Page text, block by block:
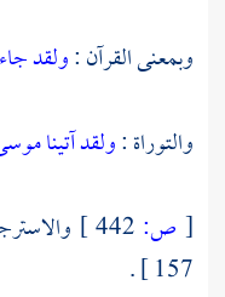
وبمعنى القرآن :ولقد
والتوراة :ولقد آتينا
[ ص:
157 ] .